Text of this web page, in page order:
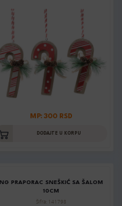
MP: 300 RSD
DODAJTE U KORPU
NG PRAPORAC SNEŠKIĆ SA ŠALOM
10CM
Šifra: 141798